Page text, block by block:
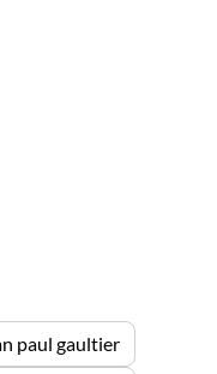
paul gaultier